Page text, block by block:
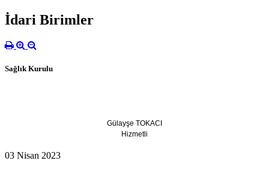
İdari Birimler
Sağlık Kurulu
Gülayşe TOKACI
Hizmetli
03 Nisan 2023